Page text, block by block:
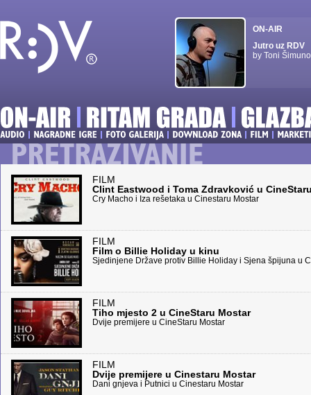
ON-AIR
Jutro uz RDV
by Toni
FILM
Clint Eastwood i Toma Zdravković u
Cry Macho i Iza rešetaka u Cinestaru Mostar
FILM
Film o Billie Holiday u kinu
Sjedinjene Države protiv Billie Holiday i Sjena špijuna u
FILM
Tiho mjesto 2 u CineStaru Mostar
Dvije premijere u CineStaru Mostar
FILM
Dvije premijere u Cinestaru Mostar
Dani gnjeva i Putnici u Cinestaru Mostar